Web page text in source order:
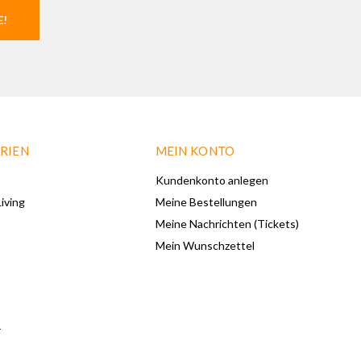
MEIN KONTO
Kundenkonto anlegen
Meine Bestellungen
Meine Nachrichten (Tickets)
Mein Wunschzettel